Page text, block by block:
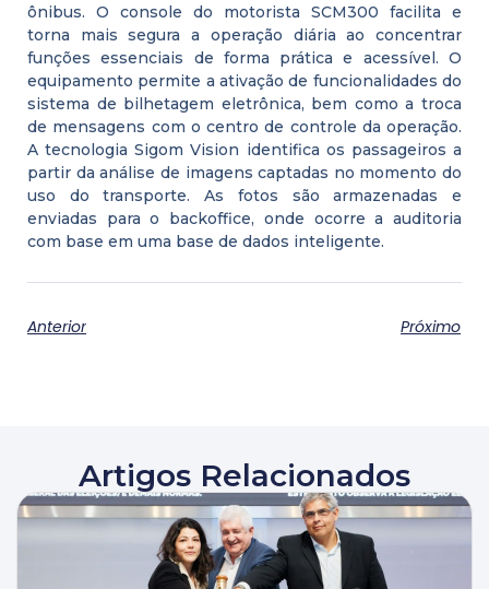
ônibus. O console do motorista SCM300 facilita e
torna mais segura a operação diária ao concentrar
funções essenciais de forma prática e acessível. O
equipamento permite a ativação de funcionalidades do
sistema de bilhetagem eletrônica, bem como a troca
de mensagens com o centro de controle da operação.
A tecnologia Sigom Vision identifica os passageiros a
partir da análise de imagens captadas no momento do
uso do transporte. As fotos são armazenadas e
enviadas para o backoffice, onde ocorre a auditoria
com base em uma base de dados inteligente.
Anterior Próximo
Artigos Relacionados